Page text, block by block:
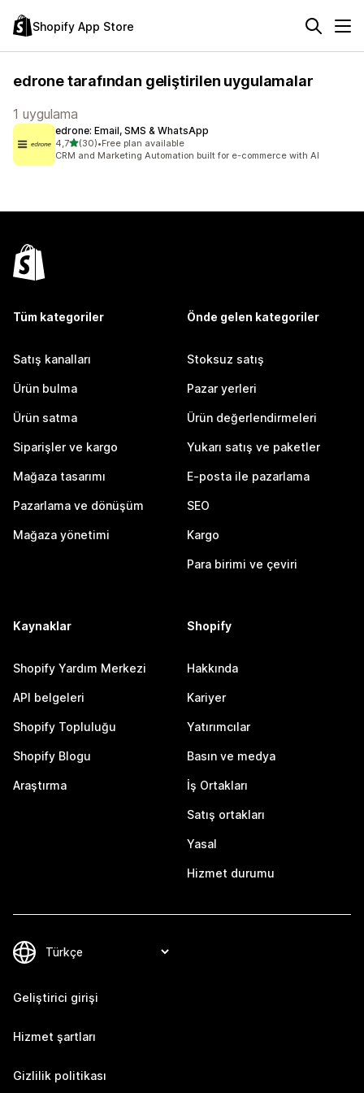
Shopify App Store
edrone tarafından geliştirilen uygulamalar
1 uygulama
edrone: Email, SMS & WhatsApp
4,75 yıldız üzerinden
(30)
toplam 30 değerlendirme
•Free plan available
CRM and Marketing Automation built for e-commerce with AI
Tüm kategoriler
Satış kanalları
Ürün bulma
Ürün satma
Siparişler ve kargo
Mağaza tasarımı
Pazarlama ve dönüşüm
Mağaza yönetimi
Önde gelen kategoriler
Stoksuz satış
Pazar yerleri
Ürün değerlendirmeleri
Yukarı satış ve paketler
E-posta ile pazarlama
SEO
Kargo
Para birimi ve çeviri
Kaynaklar
Shopify Yardım Merkezi
API belgeleri
Shopify Topluluğu
Shopify Blogu
Araştırma
Shopify
Hakkında
Kariyer
Yatırımcılar
Basın ve medya
İş Ortakları
Satış ortakları
Yasal
Hizmet durumu
Geliştirici girişi
Hizmet şartları
Gizlilik politikası